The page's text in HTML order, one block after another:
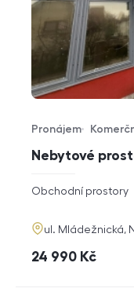
Nebytové
Typ nabídky
Pronájem
Typ nemovitosti
Virtuální prohlídka
rozměry
dispozice
Obchodní prostory
adresa
ul. Mládežnická,
cena
24 990 Kč